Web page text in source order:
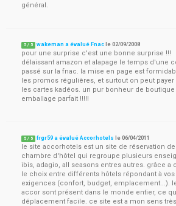
général.
5 / 5 wakeman a évalué Fnac le02/09/2008
pour une surprise c'est une bonne surprise !!!
délaissant amazon et alapage le temps d'une
passé sur la fnac. la mise en page est
les promos régulières, et surtout on peut
les cartes kadéos. un pur bonheur de boutique
emballage parfait !!!!!
5 / 5 frgr59 a évalué Accorhotels le06/04/2011
le site accorhotels est un site de réservation de
chambre d'hôtel qui regroupe plusieurs
ibis, adagio, all seasons entres autres. grâce a
le choix entre différents hôtels répondant à
exigences (confort, budget, emplacement...).
accor sont présent dans le monde entier, ce
déplacement facile. ce site est a mon sens